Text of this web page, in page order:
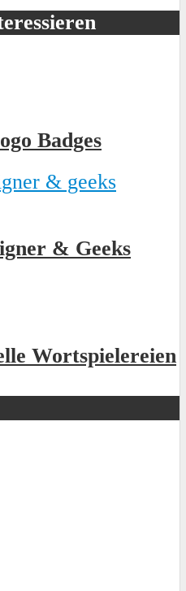
Badges
& Geeks
Wortspielereien